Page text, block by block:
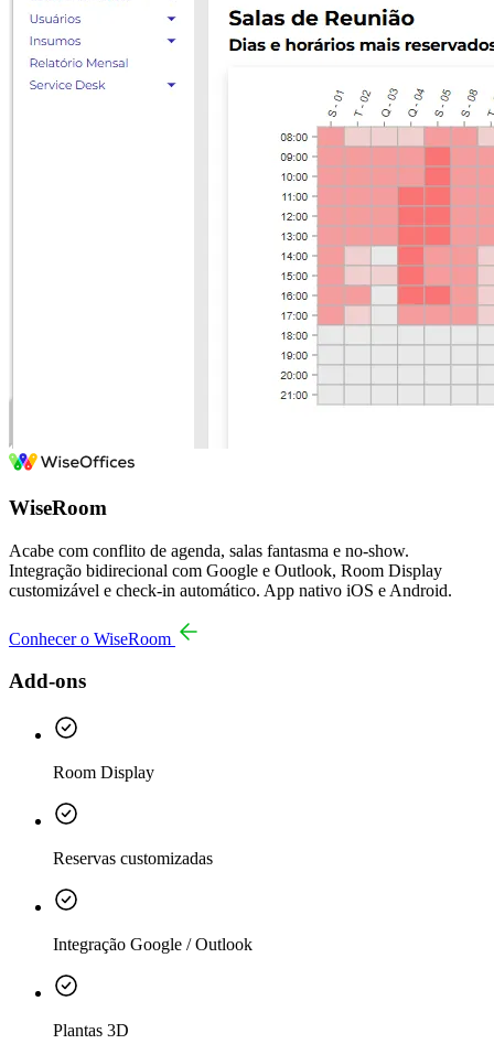
WiseRoom
Acabe com conflito de agenda, salas fantasma e no-show.
Integração bidirecional com Google e Outlook, Room Display
customizável e check-in automático. App nativo iOS e Android.
Conhecer o WiseRoom
Add-ons
Room Display
Reservas customizadas
Integração Google / Outlook
Plantas 3D